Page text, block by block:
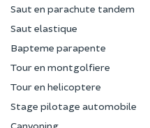
Saut en parachute tandem
Saut elastique
Bapteme parapente
Tour en montgolfiere
Tour en helicoptere
Stage pilotage automobile
Canyoning